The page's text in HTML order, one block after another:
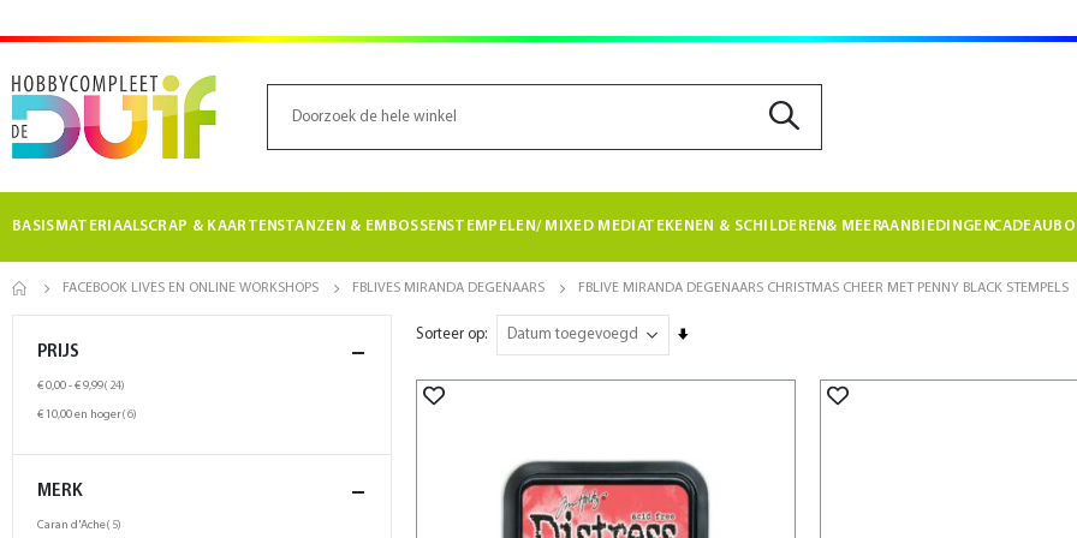
BASISMATERIAALSCRAP & KAARTENSTANZEN & EMBOSSENSTEMPELEN/ MIXED MEDIATEKENEN & SCHILDEREN& MEERAANBIEDINGEN
FACEBOOK LIVES EN ONLINE WORKSHOPS FBLIVES MIRANDA DEGENAARS FBLIVE MIRANDA DEGENAARS CHRISTMAS CHEER MET PENNY BLACK STEMPELS
Sorteer op
Van
PRIJS
€ 0,00-€ 9,99 24product
€ 10,00en hoger 6product
MERK
Caran d'Ache 5product